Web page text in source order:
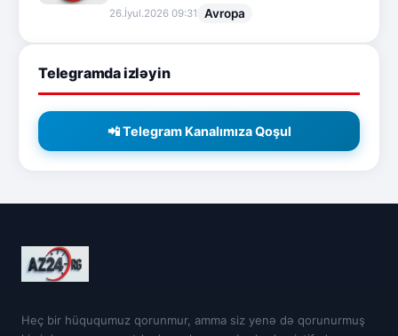
26.İyul.2026 09:31 Avropa
Telegramda izləyin
📲 Telegram Kanalımıza Qoşul
Heç bir hüququmuz qorunmur, amma siz yenə də qorunurmuş